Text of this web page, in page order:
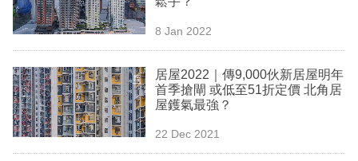
8 Jan 2022
居屋2022｜傳9,000伙新居屋明年
首季搶閘 或低至51折定價 北角居
屋鑊氣最強？
22 Dec 2021